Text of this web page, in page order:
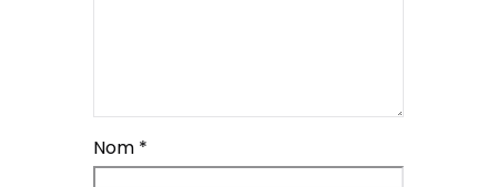
Nom *